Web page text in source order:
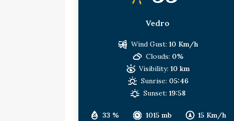
Vedro
33 % 1015 mb 15 Km/h
Wind Gust: 10 Km/h
Clouds: 0%
Visibility: 10 km
Sunrise: 05:46
Sunset: 19:58